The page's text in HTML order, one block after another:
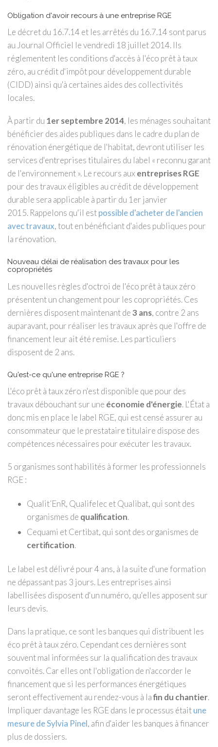
Obligation d'avoir recours à une entreprise RGE
Le décret du 16.7.14 et les arrêtés du 16.7.14 sont parus
au Journal Officiel le vendredi 18 juillet 2014. Ils
réglementent les conditions d'accès à l'éco prêt à taux
zéro, au crédit d'impôt pour développement durable
(CIDD) ainsi qu'à certaines aides des collectivités
locales.
À partir du 1er septembre 2014, les ménages souhaitant
bénéficier des aides publiques dans le cadre du plan de
rénovation énergétique de l'habitat, devront utiliser les
services d'entreprises titulaires du label « reconnu garant
de l'environnement ». Le recours aux entreprises RGE
pour des travaux éligibles au crédit de développement
durable sera applicable à partir du 1er janvier
2015. Rappelons qu'il estpossible d'acheter de l'ancien
avec travaux, tout en bénéficiant d'aides publiques pour
la rénovation.
Nouveau délai de réalisation des travaux pour les
copropriétés
Les nouvelles règles d'octroi de l'éco prêt à taux zéro
présentent un changement pour les copropriétés. Ces
dernières disposent maintenant de3 ans, contre 2 ans
auparavant, pour réaliser les travaux après que l'offre de
financement leur ait été remise. Les particuliers
disposent de 2 ans.
Qu'est-ce qu'une entreprise RGE ?
L'éco prêt à taux zéro n'est disponible que pour des
travaux débouchant sur une économie d'énergie. L'État a
donc mis en place le label RGE, qui est censé assurer au
consommateur que le prestataire titulaire dispose des
compétences nécessaires pour exécuter les travaux.
5 organismes sont habilités à former les professionnels
RGE :
Qualit’EnR, Qualifelec et Qualibat, qui sont des
organismes de qualification.
Cequami et Certibat, qui sont des organismes de
certification.
Le label est délivré pour 4 ans, à la suite d'une formation
ne dépassant pas 3 jours. Les entreprises ainsi
labellisées disposent d'un numéro, qu'elles apposent sur
leurs devis.
Dans la pratique, ce sont les banques qui distribuent les
éco prêt à taux zéro. Cependant ces dernières sont
souvent mal informées sur la qualification des travaux
convoités. Car elles ont l'obligation de n'accorder le
financement que si les performances énergétiques
seront effectivement au rendez-vous à lafin du chantier.
Impliquer davantage les RGE dans le processus étaitune
mesure de Sylvia Pinel, afin d'aider les banques à financer
plus de dossiers.